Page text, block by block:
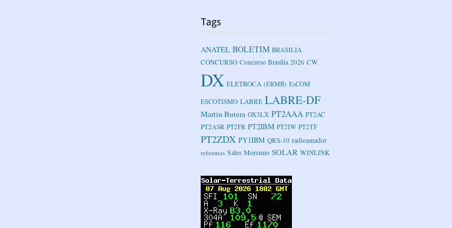
Tags
ANATEL BOLETIM BRASILIA
CONCURSO Concurso Brasília 2026 CW
DX ELETROCA (ERMB) EsCOM
ESCOTISMO LABRE LABRE-DF
Martin Butera OX3LX PT2AAA PT2AC
PT2ASR PT2FR PT2IBM PT2IW PT2TF
PT2ZDX PY1IBM QRS-10 radioamador
reformas Sales Morenno SOLAR WINLINK